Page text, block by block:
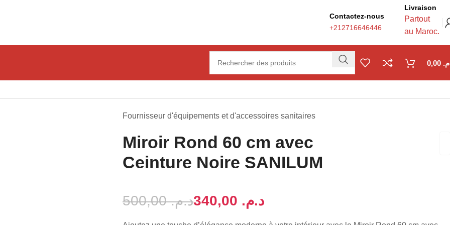
Contactez-nous
+212716646446
Livraison
Partout
au Maroc.
Fournisseur d'équipements et d'accessoires sanitaires
Miroir Rond 60 cm avec
Ceinture Noire SANILUM
د.م.500,00 د.م.